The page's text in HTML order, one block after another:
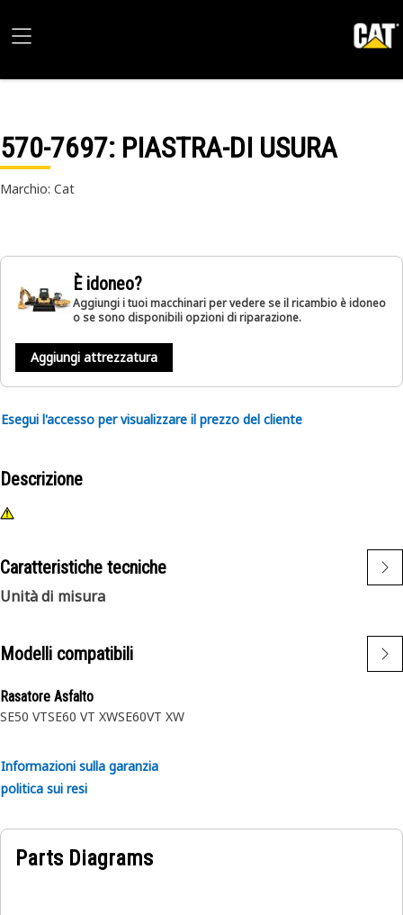
570-7697: PIASTRA-DI USURA
Marchio: Cat
È idoneo?
Aggiungi i tuoi macchinari per vedere se il ricambio è idoneo
o se sono disponibili opzioni di riparazione.
Aggiungi attrezzatura
Esegui l'accesso per visualizzare il prezzo del cliente
Descrizione
Caratteristiche tecniche
Unità di misura
Modelli compatibili
Rasatore Asfalto
SE50 VTSE60 VT XWSE60VT XW
Informazioni sulla garanzia
politica sui resi
Parts Diagrams